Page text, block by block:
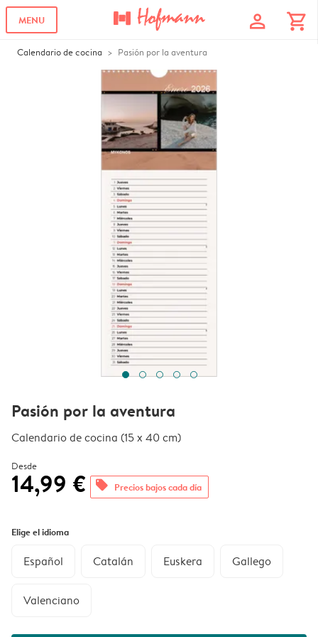
MENU profile shopping_cart
Calendario de cocina Pasión por la aventura
Pasión por la aventura
Calendario de cocina (15 x 40 cm)
Desde
14,99 € offers Precios bajos cada día
Elige el idioma
Español Catalán Euskera Gallego
Valenciano